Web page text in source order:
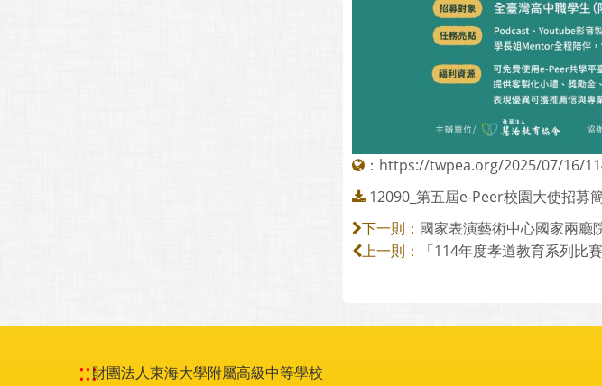
： https://twpea.org/2025/07/16/
12090_第五屆e-Peer校園大使招募
下一則： 國家表演藝術中心國家兩廳
上一則：
「114年度孝道教育系列比賽
:::財團法人東海大學附屬高級中等學校